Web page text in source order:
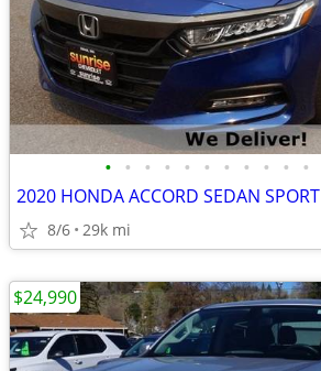
• • • • • • • • • • •
2020 HONDA ACCORD SEDAN SPORT
8/6 29k mi
$24,990